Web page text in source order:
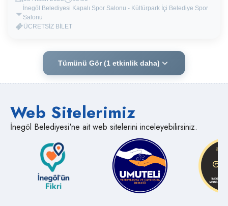
İnegöl Belediyesi Kapalı Spor Salonu - Kültürpark İçi Belediye Spor
Salonu
ÜCRETSİZ BİLET
Tümünü Gör (1 etkinlik daha)
Web Sitelerimiz
İnegöl Belediyesi'ne ait web sitelerini inceleyebilirsiniz.